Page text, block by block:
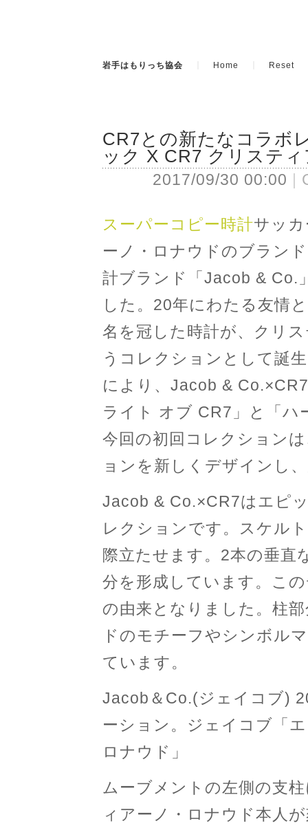
岩手はもりっち協会 Home Reset
CR7との新たなコラボ
ック X CR7 クリステ
2017/09/30 00:00
スーパーコピー時計サッ
ーノ・ロナウドのブラン
計ブランド「Jacob & Co.
した。20年にわたる友情
名を冠した時計が、クリ
うコレクションとして誕
により、Jacob &
ライト オブ CR7」と「ハ
今回の初回コレクション
ョンを新しくデザインし
Jacob & Co.×CR7はエピ
レクションです。スケル
際立たせます。2本の垂直
分を形成しています。こ
の由来となりました。柱
ドのモチーフやシンボル
ています。
Jacob＆Co.(ジェイコブ)
ーション。ジェイコブ「
ロナウド」
ムーブメントの左側の支
ィアーノ・ロナウド本人